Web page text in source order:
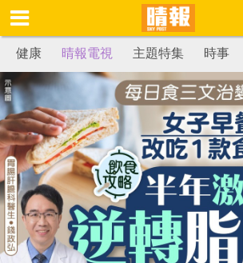
健康 晴報電視 主題特集 時事